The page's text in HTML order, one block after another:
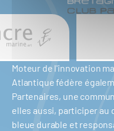
Moteur de l'innovation
Atlantique fédère
Partenaires, une
elles aussi, participer au
bleue durable et